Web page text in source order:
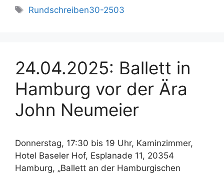
Schlagwörter
Rundschreiben30-2503
24.04.2025: Ballett in
Hamburg vor der Ära
John Neumeier
Donnerstag, 17:30 bis 19 Uhr, Kaminzimmer,
Hotel Baseler Hof, Esplanade 11, 20354
Hamburg, „Ballett an der Hamburgischen